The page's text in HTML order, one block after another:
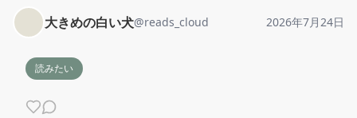
大きめの白い犬@reads_cloud 2026年7月24日
読みたい